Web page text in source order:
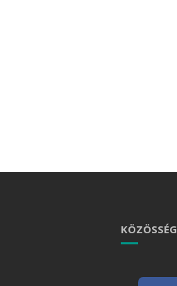
KÖZÖSSÉG